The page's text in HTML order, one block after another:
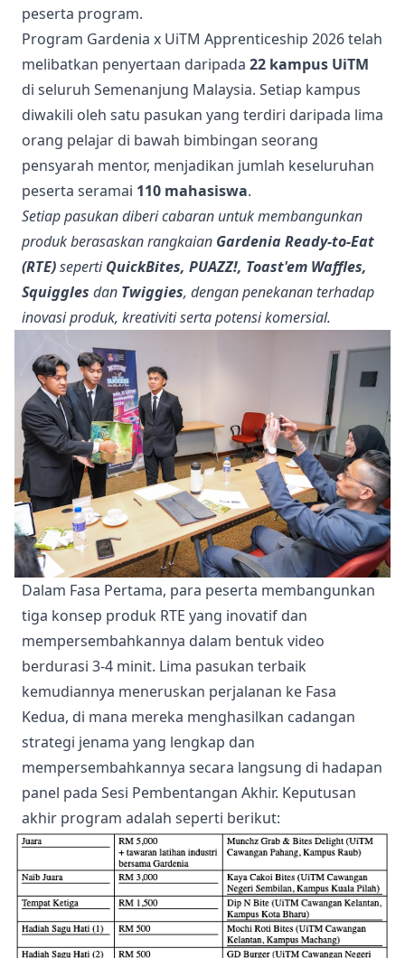
peserta program.
Program Gardenia x UiTM Apprenticeship 2026 telah
melibatkan penyertaan daripada 22 kampus UiTM
di seluruh Semenanjung Malaysia. Setiap kampus
diwakili oleh satu pasukan yang terdiri daripada lima
orang pelajar di bawah bimbingan seorang
pensyarah mentor, menjadikan jumlah keseluruhan
peserta seramai 110 mahasiswa.
Setiap pasukan diberi cabaran untuk membangunkan
produk berasaskan rangkaian Gardenia Ready-to-Eat
(RTE)sepertiQuickBites, PUAZZ!, Toast'em Waffles,
Squiggles dan Twiggies, dengan penekanan terhadap
inovasi produk, kreativiti serta potensi komersial.
Dalam Fasa Pertama, para peserta membangunkan
tiga konsep produk RTE yang inovatif dan
mempersembahkannya dalam bentuk video
berdurasi 3-4 minit. Lima pasukan terbaik
kemudiannya meneruskan perjalanan ke Fasa
Kedua, di mana mereka menghasilkan cadangan
strategi jenama yang lengkap dan
mempersembahkannya secara langsung di hadapan
panel pada Sesi Pembentangan Akhir. Keputusan
akhir program adalah seperti berikut: